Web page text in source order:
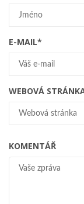
E-MAIL*
WEBOVÁ
KOMENTÁŘ